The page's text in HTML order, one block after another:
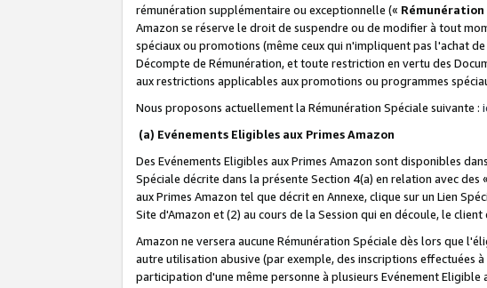
rémunération supplémentaire ou exceptionnelle (« Rémunération
Amazon se réserve le droit de suspendre ou de modifier à tout
spéciaux ou promotions (même ceux qui n'impliquent pas l'achat
Décompte de Rémunération, et toute restriction en vertu des
aux restrictions applicables aux promotions ou programmes
Nous proposons actuellement la Rémunération Spéciale suivante :
(a) Evénements Eligibles aux Primes Amazon
Des Evénements Eligibles aux Primes Amazon sont disponibles
Spéciale décrite dans la présente Section 4(a) en relation avec des «
aux Primes Amazon tel que décrit en Annexe, clique sur un Lien
Site d'Amazon et (2) au cours de la Session qui en découle, le
Amazon ne versera aucune Rémunération Spéciale dès lors que
autre utilisation abusive (par exemple, des inscriptions
participation d'une même personne à plusieurs Evénement